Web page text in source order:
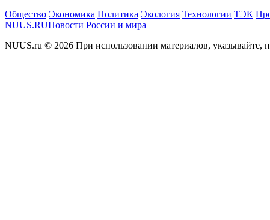
Общество Экономика Политика Экология Технологии ТЭК
NUUS.RUНовости России и мира
NUUS.ru © 2026 При использовании материалов, указывайте,